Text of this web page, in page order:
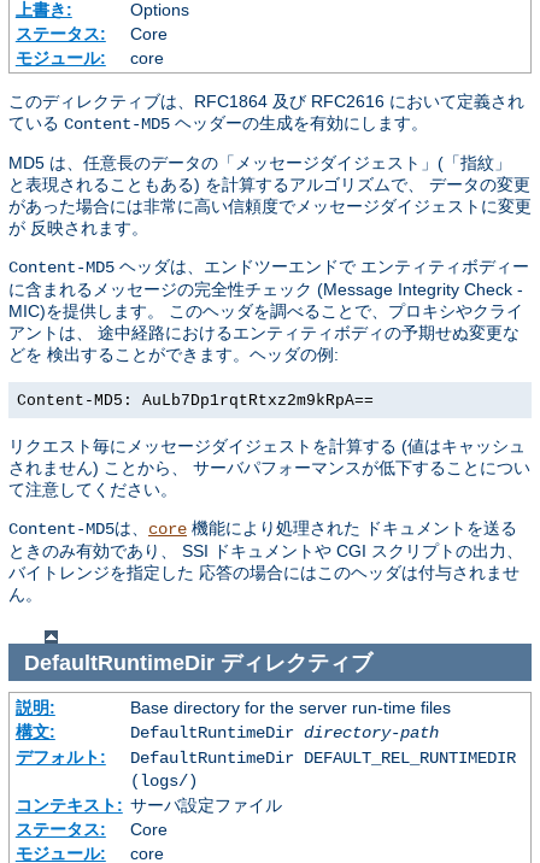
上書き:
Options
ステータス:
Core
モジュール:
core
このディレクティブは、RFC1864 及び RFC2616 において定義され
ている Content-MD5 ヘッダーの生成を有効にします。
MD5 は、任意長のデータの「メッセージダイジェスト」(「指紋」
と表現されることもある) を計算するアルゴリズムで、 データの変更
があった場合には非常に高い信頼度でメッセージダイジェストに変更
が 反映されます。
Content-MD5 ヘッダは、エンドツーエンドで エンティティボディー
に含まれるメッセージの完全性チェック (Message Integrity Check -
MIC)を提供します。 このヘッダを調べることで、プロキシやクライ
アントは、 途中経路におけるエンティティボディの予期せぬ変更な
どを 検出することができます。ヘッダの例:
Content-MD5: AuLb7Dp1rqtRtxz2m9kRpA==
リクエスト毎にメッセージダイジェストを計算する (値はキャッシュ
されません) ことから、 サーバパフォーマンスが低下することについ
て注意してください。
Content-MD5は、 core 機能により処理された ドキュメントを送る
ときのみ有効であり、 SSI ドキュメントや CGI スクリプトの出力、
バイトレンジを指定した 応答の場合にはこのヘッダは付与されませ
ん。
DefaultRuntimeDirディレクティブ
説明:
Base directory for the server run-time files
構文:
DefaultRuntimeDir directory-path
デフォルト:
DefaultRuntimeDir DEFAULT_REL_RUNTIMEDIR
(logs/)
コンテキスト: サーバ設定ファイル
ステータス:
Core
モジュール:
core